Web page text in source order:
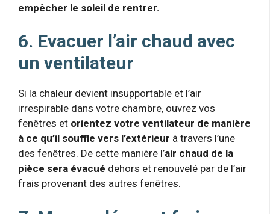
empêcher le soleil de rentrer.
6. Evacuer l’air chaud avec
un ventilateur
Si la chaleur devient insupportable et l’air
irrespirable dans votre chambre, ouvrez vos
fenêtres et orientez votre ventilateur de manière
à ce qu’il souffle vers l’extérieur à travers l’une
des fenêtres. De cette manière l’air chaud de la
pièce sera évacué dehors et renouvelé par de l’air
frais provenant des autres fenêtres.